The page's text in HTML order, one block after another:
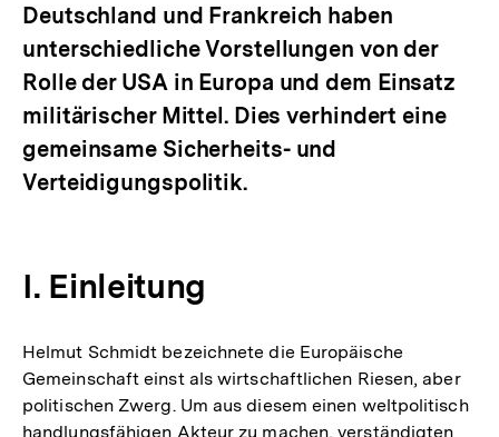
Deutschland und Frankreich haben
unterschiedliche Vorstellungen von der
Rolle der USA in Europa und dem Einsatz
militärischer Mittel. Dies verhindert eine
gemeinsame Sicherheits- und
Verteidigungspolitik.
I. Einleitung
Helmut Schmidt bezeichnete die Europäische
Gemeinschaft einst als wirtschaftlichen Riesen, aber
politischen Zwerg. Um aus diesem einen weltpolitisch
handlungsfähigen Akteur zu machen, verständigten